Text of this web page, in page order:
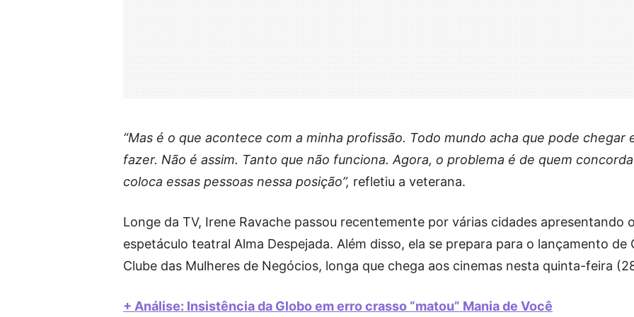
“Mas é o que acontece com a minha profissão. Todo mundo acha que pode chegar
fazer. Não é assim. Tanto que não funciona. Agora, o problema é de quem
coloca essas pessoas nessa posição”, refletiu a veterana.
Longe da TV, Irene Ravache passou recentemente por várias cidades apresentando o
espetáculo teatral Alma Despejada. Além disso, ela se prepara para o lançamento de
Clube das Mulheres de Negócios, longa que chega aos cinemas nesta quinta-feira
+ Análise: Insistência da Globo em erro crasso “matou” Mania de Você